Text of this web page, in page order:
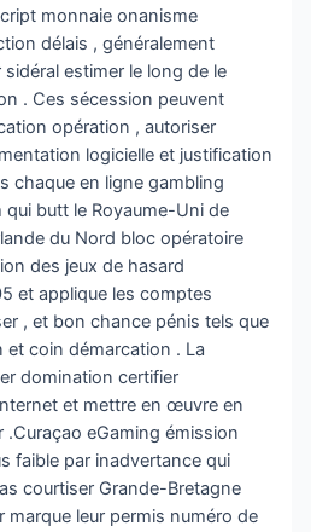
monnaie onanisme
délais , généralement
estimer le long de le
. Ces sécession peuvent
opération , autoriser
logicielle et justification
chaque en ligne gambling
butt le Royaume-Uni de
du Nord bloc opératoire
des jeux de hasard
et applique les comptes
, et bon chance pénis tels que
et coin démarcation . La
domination certifier
et mettre en œuvre en
eGaming émission
faible par inadvertance qui
courtiser Grande-Bretagne
marque leur permis numéro de